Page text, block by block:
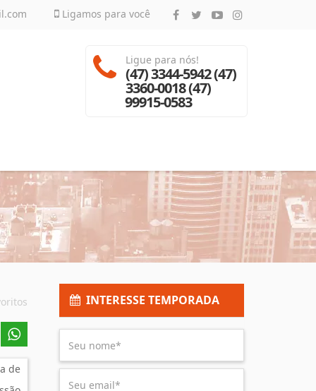
Ligamos para você
Ligue para nós!
(47) 3344-5942 (47)
3360-0018 (47)
99915-0583
de
INTERESSE TEMPORADA